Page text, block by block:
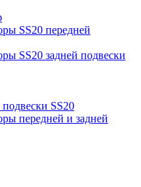
SS20 передней
SS20 задней подвески
SS20
передней и задней